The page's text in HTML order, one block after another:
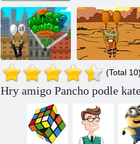
Amigo Pancho
2: New York
(Total
Hry amigo Pancho podle